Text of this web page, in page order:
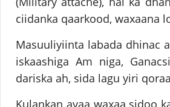
ciidanka qaarkood, waxaana
Masuuliyiinta labada dhinac
iskaashiga Am niga,
dariska ah, sida lagu yiri
Kulankan ayaa waxaa sidoo